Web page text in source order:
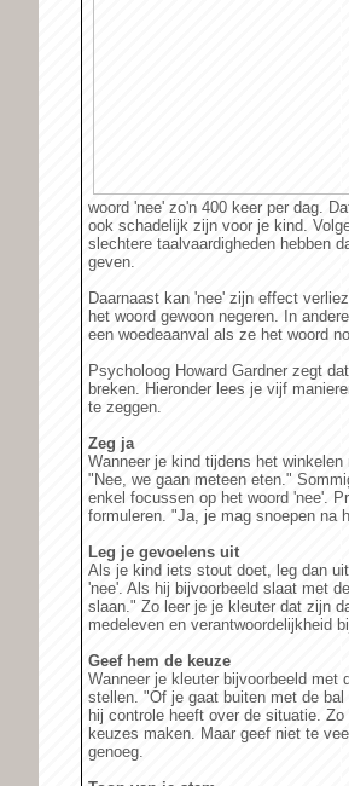
woord 'nee' zo'n 400 keer per dag.
ook schadelijk zijn voor je kind.
slechtere taalvaardigheden hebben
geven.
Daarnaast kan 'nee' zijn effect
het woord gewoon negeren. In
een woedeaanval als ze het woord
Psycholoog Howard Gardner zegt
breken. Hieronder lees je vijf
te zeggen.
Zeg ja
Wanneer je kind tijdens het
"Nee, we gaan meteen eten."
enkel focussen op het woord 'nee'.
formuleren. "Ja, je mag snoepen na
Leg je gevoelens uit
Als je kind iets stout doet, leg dan
'nee'. Als hij bijvoorbeeld slaat met
slaan." Zo leer je je kleuter dat zijn
medeleven en verantwoordelijkheid
Geef hem de keuze
Wanneer je kleuter bijvoorbeeld
stellen. "Of je gaat buiten met de
hij controle heeft over de situatie.
keuzes maken. Maar geef niet te
genoeg.